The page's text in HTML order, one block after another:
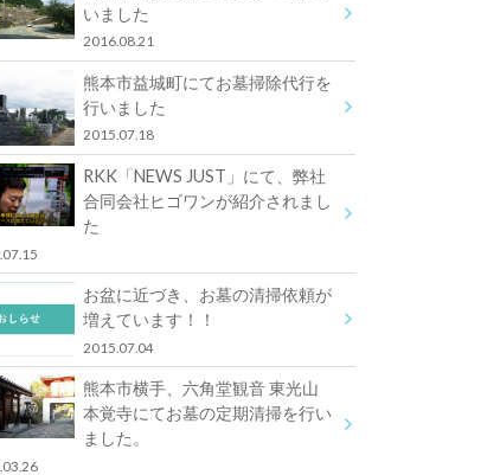
いました
2016.08.21
熊本市益城町にてお墓掃除代行を
行いました
2015.07.18
RKK「NEWS JUST」にて、弊社
合同会社ヒゴワンが紹介されまし
た
お盆に近づき、お墓の清掃依頼が
増えています！！
2015.07.04
熊本市横手、六角堂観音 東光山
本覚寺にてお墓の定期清掃を行い
ました。